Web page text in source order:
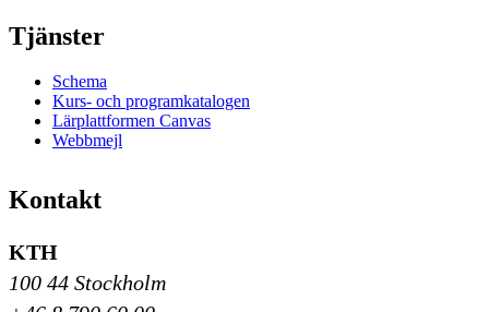
Tjänster
Schema
Kurs- och programkatalogen
Lärplattformen Canvas
Webbmejl
Kontakt
KTH
100 44 Stockholm